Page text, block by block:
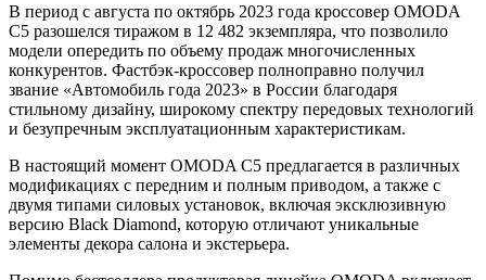
В период с августа по октябрь 2023 года кроссовер OMODA
C5 разошелся тиражом в 12 482 экземпляра, что позволило
модели опередить по объему продаж многочисленных
конкурентов. Фастбэк-кроссовер полноправно получил
звание «Автомобиль года 2023» в России благодаря
стильному дизайну, широкому спектру передовых технологий
и безупречным эксплуатационным характеристикам.
В настоящий момент OMODA C5 предлагается в различных
модификациях с передним и полным приводом, а также с
двумя типами силовых установок, включая эксклюзивную
версию Black Diamond, которую отличают уникальные
элементы декора салона и экстерьера.